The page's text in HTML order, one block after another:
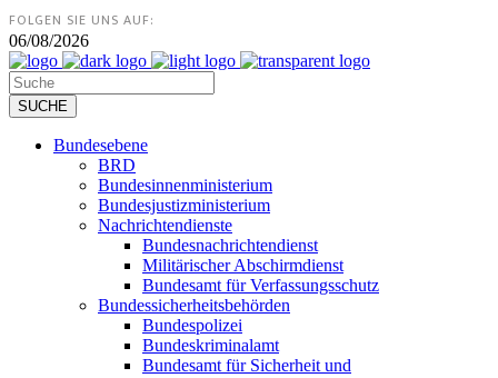
FOLGEN SIE UNS AUF:
06/08/2026
Bundesebene
BRD
Bundesinnenministerium
Bundesjustizministerium
Nachrichtendienste
Bundesnachrichtendienst
Militärischer Abschirmdienst
Bundesamt für Verfassungsschutz
Bundessicherheitsbehörden
Bundespolizei
Bundeskriminalamt
Bundesamt für Sicherheit und